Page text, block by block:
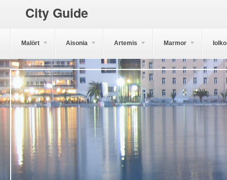
City Guide
Malört Aisonia Artemis Marmor